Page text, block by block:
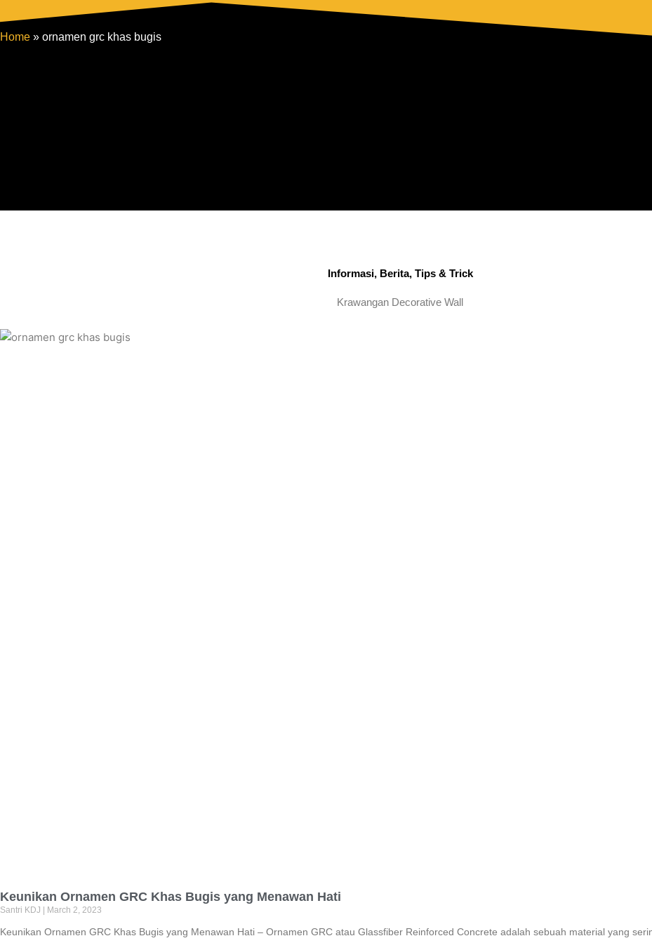
to
content
Home » ornamen grc khas bugis
Informasi, Berita, Tips & Trick
Krawangan Decorative Wall
Keunikan Ornamen GRC Khas Bugis yang Menawan Hati
Santri KDJ March 2, 2023
Keunikan Ornamen GRC Khas Bugis yang Menawan Hati – Ornamen GRC atau Glassfiber Reinforced Concrete adalah sebuah material yang